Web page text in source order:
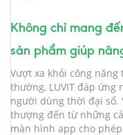
Không chỉ mang
sản phẩm giúp
Vượt xa khỏi công
thường, LUVIT đáp
người dùng thời đại số.
thượng đến từ những
màn hình app cho